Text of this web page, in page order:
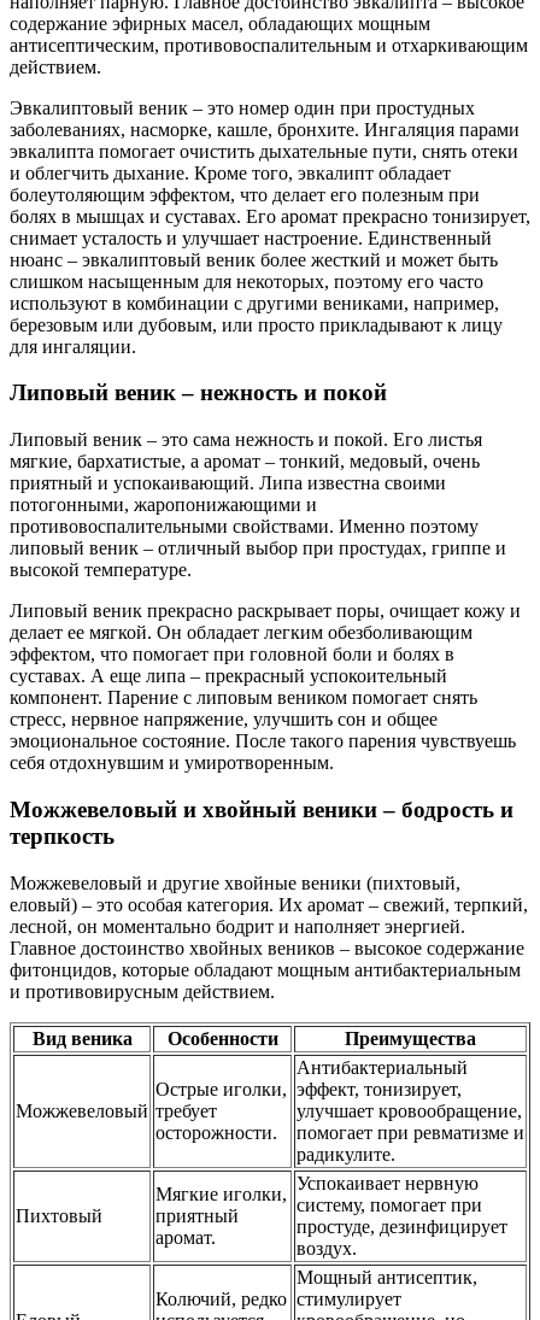
содержание эфирных масел, обладающих мощным
антисептическим, противовоспалительным и отхаркивающим
действием.
Эвкалиптовый веник – это номер один при простудных
заболеваниях, насморке, кашле, бронхите. Ингаляция парами
эвкалипта помогает очистить дыхательные пути, снять отеки
и облегчить дыхание. Кроме того, эвкалипт обладает
болеутоляющим эффектом, что делает его полезным при
болях в мышцах и суставах. Его аромат прекрасно тонизирует,
снимает усталость и улучшает настроение. Единственный
нюанс – эвкалиптовый веник более жесткий и может быть
слишком насыщенным для некоторых, поэтому его часто
используют в комбинации с другими вениками, например,
березовым или дубовым, или просто прикладывают к лицу
для ингаляции.
Липовый веник – нежность и покой
Липовый веник – это сама нежность и покой. Его листья
мягкие, бархатистые, а аромат – тонкий, медовый, очень
приятный и успокаивающий. Липа известна своими
потогонными, жаропонижающими и
противовоспалительными свойствами. Именно поэтому
липовый веник – отличный выбор при простудах, гриппе и
высокой температуре.
Липовый веник прекрасно раскрывает поры, очищает кожу и
делает ее мягкой. Он обладает легким обезболивающим
эффектом, что помогает при головной боли и болях в
суставах. А еще липа – прекрасный успокоительный
компонент. Парение с липовым веником помогает снять
стресс, нервное напряжение, улучшить сон и общее
эмоциональное состояние. После такого парения чувствуешь
себя отдохнувшим и умиротворенным.
Можжевеловый и хвойный веники – бодрость и
терпкость
Можжевеловый и другие хвойные веники (пихтовый,
еловый) – это особая категория. Их аромат – свежий, терпкий,
лесной, он моментально бодрит и наполняет энергией.
Главное достоинство хвойных веников – высокое содержание
фитонцидов, которые обладают мощным антибактериальным
и противовирусным действием.
Вид веника Особенности Преимущества
Можжевеловый
Острые иголки,
требует
осторожности.
Антибактериальный
эффект, тонизирует,
улучшает кровообращение,
помогает при ревматизме и
радикулите.
Пихтовый
Мягкие иголки,
приятный
аромат.
Успокаивает нервную
систему, помогает при
простуде, дезинфицирует
воздух.
Колючий, редко
Мощный антисептик,
стимулирует